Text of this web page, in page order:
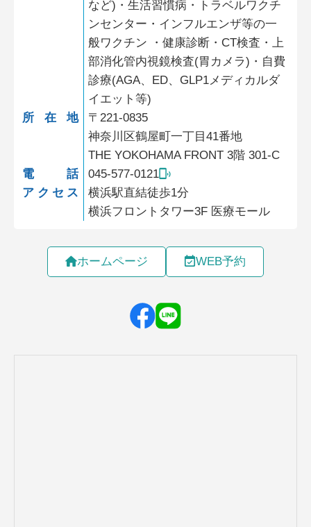
など)・生活習慣病・トラベルワクチ
ンセンター・インフルエンザ等の一
般ワクチン ・健康診断・CT検査・上
部消化管内視鏡検査(胃カメラ)・自費
診療(AGA、ED、GLP1メディカルダ
イエット等)
所在地
〒221-0835
神奈川区鶴屋町一丁目41番地
THE YOKOHAMA FRONT 3階 301-C
電話
045-577-0121
アクセス
横浜駅直結徒歩1分
横浜フロントタワー3F 医療モール
ホームページ WEB予約